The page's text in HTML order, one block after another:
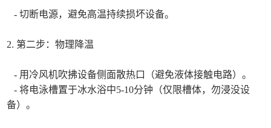
- 切断电源，避免高温持续损坏设备。
2. 第二步：物理降温
- 用冷风机吹拂设备侧面散热口（避免液体接触电路）。
- 将电泳槽置于冰水浴中5-10分钟（仅限槽体，勿浸没设
备）。